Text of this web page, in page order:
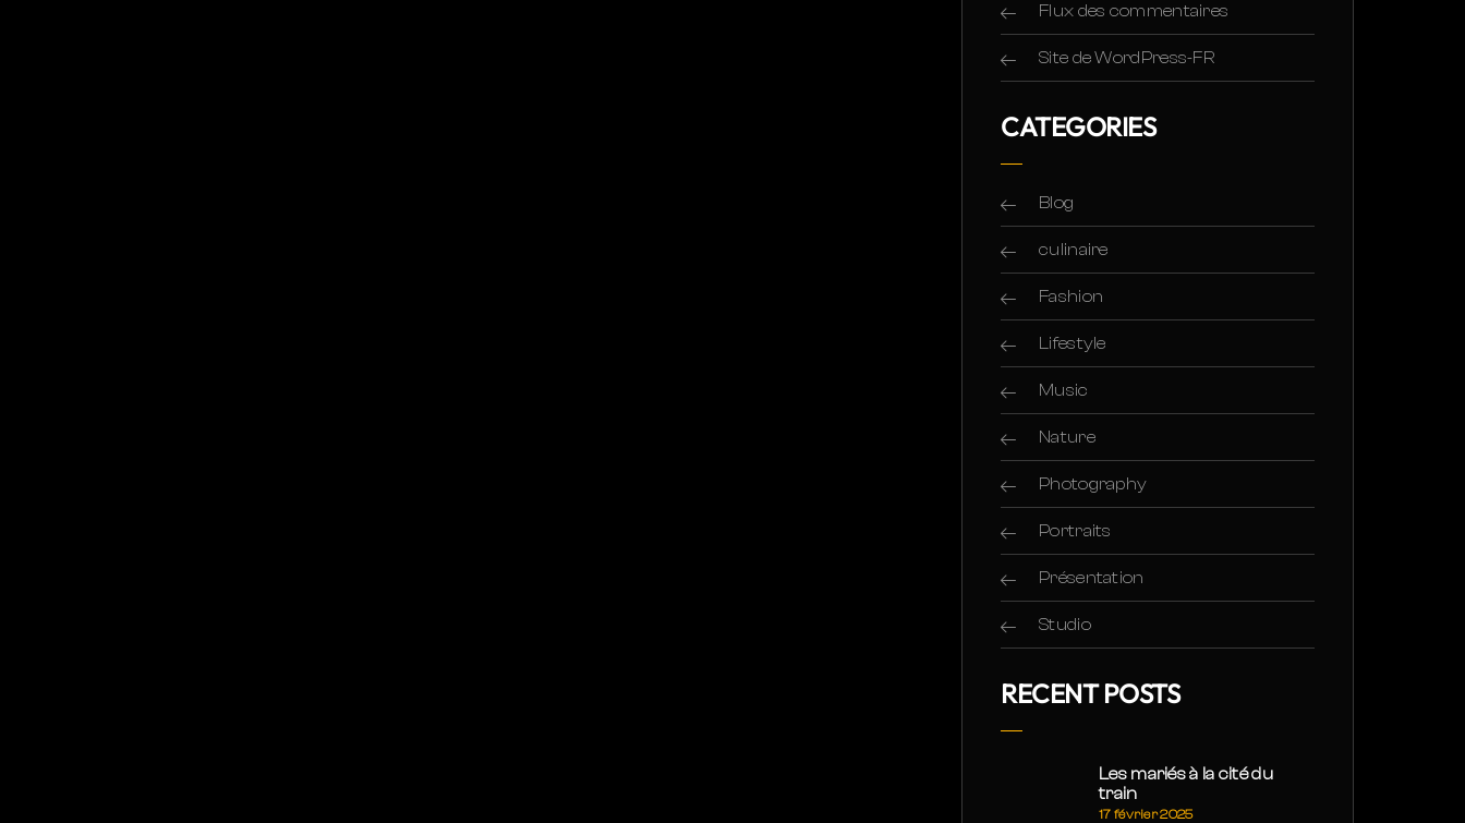
Flux des commentaires
Site de WordPress-FR
CATEGORIES
Blog
culinaire
Fashion
Lifestyle
Music
Nature
Photography
Portraits
Présentation
Studio
RECENT POSTS
Les mariés à la cité du
train
17 février 2025